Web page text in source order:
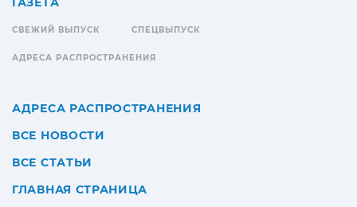
СВЕЖИЙ ВЫПУСК СПЕЦВЫПУСК
АДРЕСА РАСПРОСТРАНЕНИЯ
АДРЕСА РАСПРОСТРАНЕНИЯ
ВСЕ НОВОСТИ
ВСЕ СТАТЬИ
ГЛАВНАЯ СТРАНИЦА